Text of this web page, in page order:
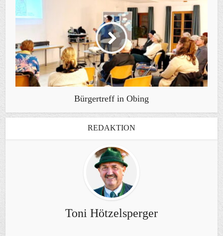
Bürgertreff in Obing
REDAKTION
Toni Hötzelsperger